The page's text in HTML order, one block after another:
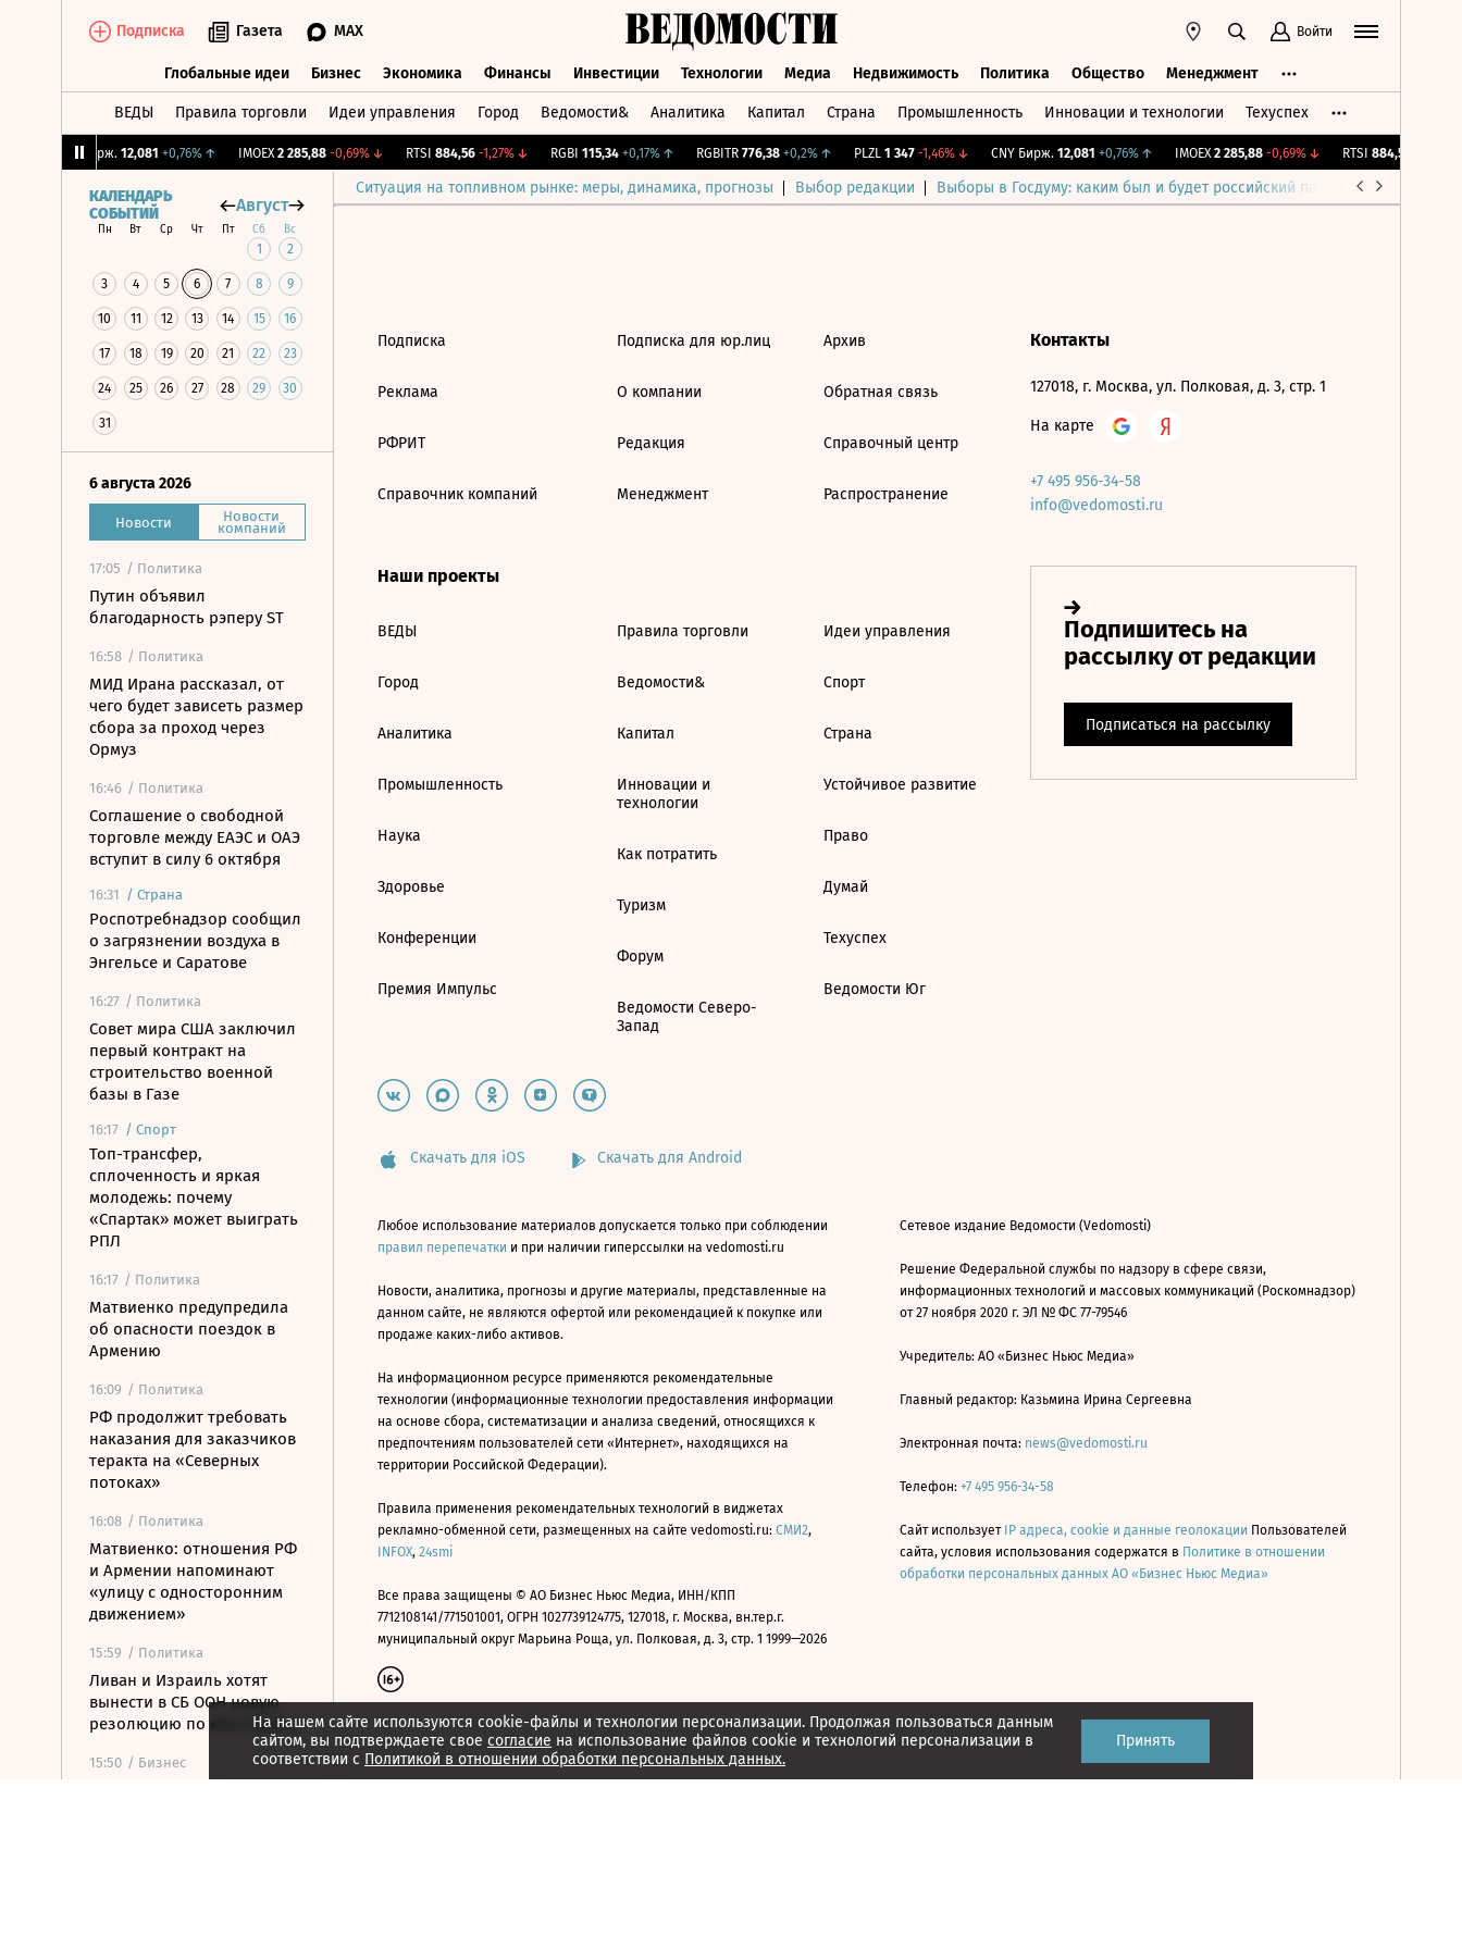
Подписка Газета MAX Войти
Глобальные идеи Бизнес Экономика Финансы Инвестиции Технологии Медиа Недвижимость Политика Общество Менеджмент
ВЕДЫ Правила торговли Идеи управления Город Ведомости& Аналитика Капитал Страна Промышленность Инновации и технологии Техуспех
CNY Бирж. 12,081 +0,76%↑ IMOEX 2 285,88 -0,69%↓ RTSI 884,56 -1,27%↓ RGBI 115,34 +0,17%↑ RGBITR 776,38 +0,2%↑ PLZL 1 347 -1,46%↓ CNY Бирж. 12,081 +0,76%↑ IMOEX 2 285,88 -0,69%↓ RTSI 884,56
Ситуация на топливном рынке: меры, динамика, прогнозы Выбор редакции Выборы в Госдуму: каким был и будет российский парламент
КАЛЕНДАРЬ
СОБЫТИЙ
Август
Пн Вт Ср Чт Пт Сб Вс
1 2
3 4 5 6 7 8 9
10 11 12 13 14 15 16
17 18 19 20 21 22 23
24 25 26 27 28 29 30
31
6 августа 2026
Новости Новости
компаний
17:05 / Политика
Путин объявил
благодарность рэперу ST
16:58 / Политика
МИД Ирана рассказал, от
чего будет зависеть размер
сбора за проход через
Ормуз
16:46 / Политика
Соглашение о свободной
торговле между ЕАЭС и ОАЭ
вступит в силу 6 октября
16:31 / Страна
Роспотребнадзор сообщил
о загрязнении воздуха в
Энгельсе и Саратове
16:27 / Политика
Совет мира США заключил
первый контракт на
строительство военной
базы в Газе
16:17 / Спорт
Топ-трансфер,
сплоченность и яркая
молодежь: почему
«Спартак» может выиграть
РПЛ
16:17 / Политика
Матвиенко предупредила
об опасности поездок в
Армению
16:09 / Политика
РФ продолжит требовать
наказания для заказчиков
теракта на «Северных
потоках»
16:08 / Политика
Матвиенко: отношения РФ
и Армении напоминают
«улицу с односторонним
движением»
15:59 / Политика
Ливан и Израиль хотят
вынести в СБ ООН новую
резолюцию по югу страны
15:50 / Бизнес
На нашем сайте используются cookie-файлы и технологии персонализации. Продолжая пользоваться данным
сайтом, вы подтверждаете свое согласие на использование файлов cookie и технологий персонализации в
соответствии с Политикой в отношении обработки персональных данных.
Принять
Подписка
Реклама
РФРИТ
Справочник компаний
Подписка для юр.лиц
О компании
Редакция
Менеджмент
Архив
Обратная связь
Справочный центр
Распространение
Наши проекты
ВЕДЫ
Город
Аналитика
Промышленность
Наука
Здоровье
Конференции
Премия Импульс
Правила торговли
Ведомости&
Капитал
Инновации и
технологии
Как потратить
Туризм
Форум
Ведомости Северо-
Запад
Идеи управления
Спорт
Страна
Устойчивое развитие
Право
Думай
Техуспех
Ведомости Юг
Контакты
127018, г. Москва, ул. Полковая, д. 3, стр. 1
На карте
+7 495 956-34-58
info@vedomosti.ru
Скачать для iOS Скачать для Android
Любое использование материалов допускается только при соблюдении
правил перепечатки и при наличии гиперссылки на vedomosti.ru
Новости, аналитика, прогнозы и другие материалы, представленные на
данном сайте, не являются офертой или рекомендацией к покупке или
продаже каких-либо активов.
На информационном ресурсе применяются рекомендательные
технологии (информационные технологии предоставления информации
на основе сбора, систематизации и анализа сведений, относящихся к
предпочтениям пользователей сети «Интернет», находящихся на
территории Российской Федерации).
Правила применения рекомендательных технологий в виджетах
рекламно-обменной сети, размещенных на сайте vedomosti.ru: СМИ2,
INFOX, 24smi
Все права защищены © АО Бизнес Ньюс Медиа, ИНН/КПП
7712108141/771501001, ОГРН 1027739124775, 127018, г. Москва, вн.тер.г.
муниципальный округ Марьина Роща, ул. Полковая, д. 3, стр. 1 1999—2026
Сетевое издание Ведомости (Vedomosti)
Решение Федеральной службы по надзору в сфере связи,
информационных технологий и массовых коммуникаций (Роскомнадзор)
от 27 ноября 2020 г. ЭЛ № ФС 77-79546
Учредитель: АО «Бизнес Ньюс Медиа»
Главный редактор: Казьмина Ирина Сергеевна
Электронная почта: news@vedomosti.ru
Телефон: +7 495 956-34-58
Сайт использует IP адреса, cookie и данные геолокации Пользователей
сайта, условия использования содержатся в Политике в отношении
обработки персональных данных АО «Бизнес Ньюс Медиа»